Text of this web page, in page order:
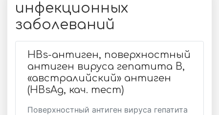
инфекционных
заболеваний
HBs-антиген, поверхностный
антиген вируса гепатита B,
«австралийский» антиген
(HBsAg, кач. тест)
Поверхностный антиген вируса гепатита